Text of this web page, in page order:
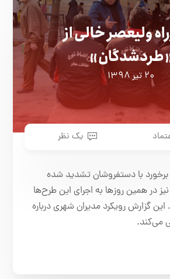
ولیعصر خالی از
۲۰ تیر ۱۳۹۸
یک نظر
برخورد با دستفروشان تشدید شده
در همین روزها به اجرای این طرح‌ها
گزارش رویکرد مدیران شهری درباره
می‌کند.